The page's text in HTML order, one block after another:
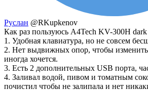
Руслан @RKupkenov
Как раз пользуюсь A4Tech KV-300H
1. Удобная клавиатура, но не совсем
2. Нет выдвижных опор, чтобы изменить
иногда хочется.
3. Есть 2 дополнительных USB порта,
4. Заливал водой, пивом и томатным
почистил чтобы не залипала и нет